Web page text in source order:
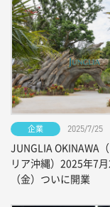
企業 2025/7/25
JUNGLIA OKINAWA
リア沖縄）2025年7
（金）ついに開業